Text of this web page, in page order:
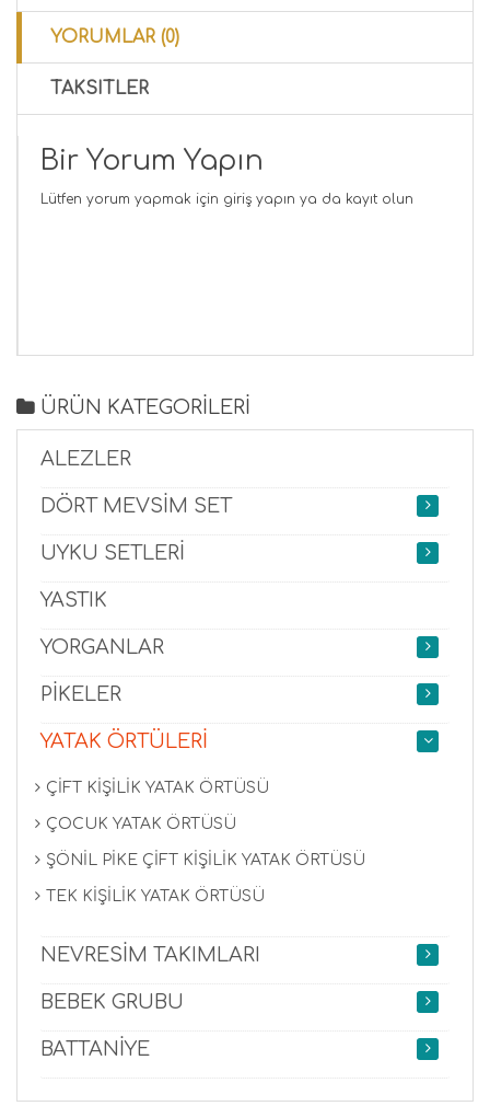
YORUMLAR (0)
TAKSITLER
Bir Yorum Yapın
Lütfen yorum yapmak için giriş yapın ya da kayıt olun
ÜRÜN KATEGORİLERİ
ALEZLER
DÖRT MEVSİM SET
UYKU SETLERİ
YASTIK
YORGANLAR
PİKELER
YATAK ÖRTÜLERİ
ÇİFT KİŞİLİK YATAK ÖRTÜSÜ
ÇOCUK YATAK ÖRTÜSÜ
ŞÖNİL PİKE ÇİFT KİŞİLİK YATAK ÖRTÜSÜ
TEK KİŞİLİK YATAK ÖRTÜSÜ
NEVRESİM TAKIMLARI
BEBEK GRUBU
BATTANİYE